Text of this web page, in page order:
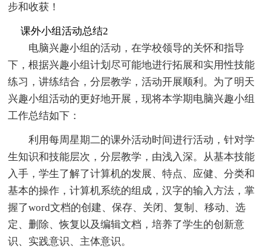
步和收获！
课外小组活动总结2
电脑兴趣小组的活动，在学校领导的关怀和指导
下，根据兴趣小组计划尽可能地进行拓展和实用性技能
练习，讲练结合，分层教学，活动开展顺利。为了明天
兴趣小组活动的更好地开展，现将本学期电脑兴趣小组
工作总结如下：
利用每周星期二的课外活动时间进行活动，针对学
生知识和技能层次，分层教学，由浅入深。从基本技能
入手，学生了解了计算机的发展、特点、应健、分类和
基本的操作，计算机系统的组成，汉字的输入方法，掌
握了word文档的创建、保存、关闭、复制、移动、选
定、删除、恢复以及编辑文档，培养了学生的创新意
识、实践意识、主体意识。